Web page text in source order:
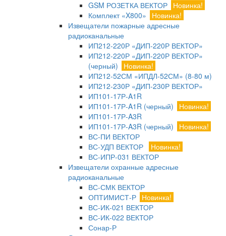
GSM РОЗЕТКА ВЕКТОР Новинка!
Комплект «X800»
Новинка!
Извещатели пожарные адресные
радиоканальные
ИП212-220Р «ДИП-220Р ВЕКТОР»
ИП212-220Р «ДИП-220Р ВЕКТОР»
(черный)
Новинка!
ИП212-52СМ «ИПДЛ-52СМ» (8-80 м)
ИП212-230Р «ДИП-230Р ВЕКТОР»
ИП101-17Р-A1R
ИП101-17Р-A1R (черный)
Новинка!
ИП101-17Р-A3R
ИП101-17Р-A3R (черный)
Новинка!
ВС-ПИ ВЕКТОР
ВС-УДП ВЕКТОР
Новинка!
ВС-ИПР-031 ВЕКТОР
Извещатели охранные адресные
радиоканальные
ВС-СМК ВЕКТОР
ОПТИМИСТ-Р Новинка!
ВС-ИК-021 ВЕКТОР
ВС-ИК-022 ВЕКТОР
Сонар-Р